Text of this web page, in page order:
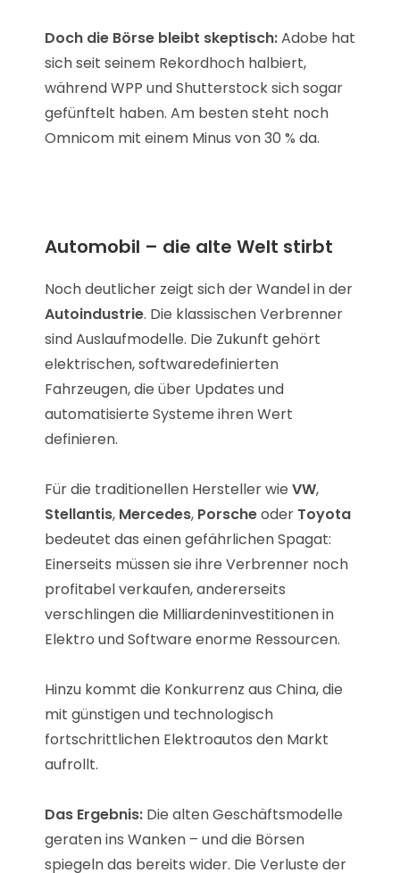
Doch die Börse bleibt skeptisch:Adobe hat
sich seit seinem Rekordhoch halbiert,
während WPP und Shutterstock sich sogar
gefünftelt haben. Am besten steht noch
Omnicom mit einem Minus von 30 % da.
Automobil – die alte Welt stirbt
Noch deutlicher zeigt sich der Wandel in der
Autoindustrie. Die klassischen Verbrenner
sind Auslaufmodelle. Die Zukunft gehört
elektrischen, softwaredefinierten
Fahrzeugen, die über Updates und
automatisierte Systeme ihren Wert
definieren.
Für die traditionellen Hersteller wie VW,
Stellantis, Mercedes, Porscheoder Toyota
bedeutet das einen gefährlichen Spagat:
Einerseits müssen sie ihre Verbrenner noch
profitabel verkaufen, andererseits
verschlingen die Milliardeninvestitionen in
Elektro und Software enorme Ressourcen.
Hinzu kommt die Konkurrenz aus China, die
mit günstigen und technologisch
fortschrittlichen Elektroautos den Markt
aufrollt.
Das Ergebnis: Die alten Geschäftsmodelle
geraten ins Wanken – und die Börsen
spiegeln das bereits wider. Die Verluste der